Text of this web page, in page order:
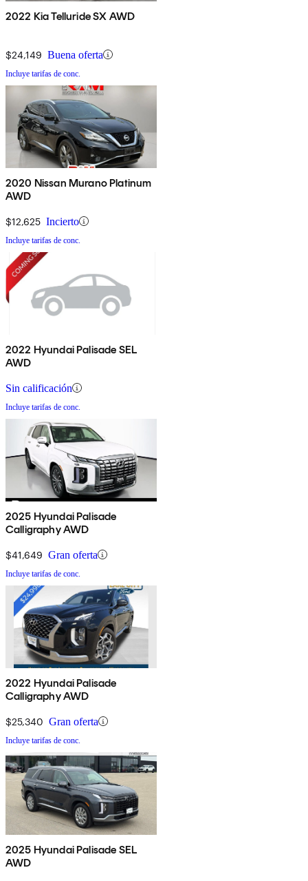
2022 Kia Telluride SX AWD
$24,149 Buena oferta
Incluye tarifas de conc.
2020 Nissan Murano Platinum
AWD
$12,625 Incierto
Incluye tarifas de conc.
2022 Hyundai Palisade SEL
AWD
Sin calificación
Incluye tarifas de conc.
2025 Hyundai Palisade
Calligraphy AWD
$41,649 Gran oferta
Incluye tarifas de conc.
2022 Hyundai Palisade
Calligraphy AWD
$25,340 Gran oferta
Incluye tarifas de conc.
2025 Hyundai Palisade SEL
AWD